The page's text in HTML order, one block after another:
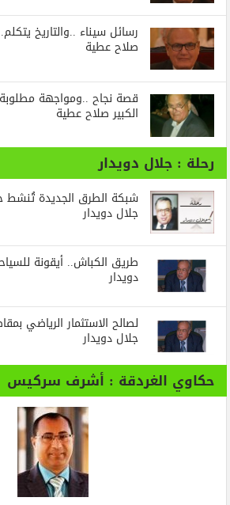
رسائل‭
صلاح عطية
قصة نجاح ..ومواجهة
الكبير صلاح عطية
رحلة : جلال دويدار
شبكة الطرق الجديدة تُنشط
جلال دويدار
طريق الكباش.. أيقونة
دويدار
لصالح الاستثمار الرياضي
جلال دويدار
حكاوي الغردقة : أشرف سركيس